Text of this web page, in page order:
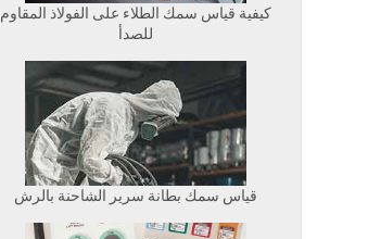
كيفية قياس سمك الطلاء على الفولاذ المقاوم
للصدأ
قياس سمك بطانة سرير الشاحنة بالرش